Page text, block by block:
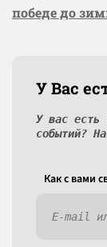
победе до
У Вас
У вас есть
событий?
Как c вами